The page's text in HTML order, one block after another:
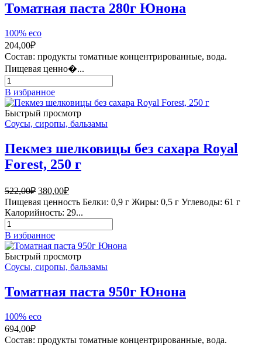
Томатная паста 280г Юнона
100% eco
204,00₽
Состав: продукты томатные концентрированные, вода.
Пищевая ценно�...
Количество
товара
Томатная
паста
280г
Юнона
В избранное
Быстрый просмотр
Соусы, сиропы, бальзамы
Пекмез шелковицы без сахара Royal
Forest, 250 г
522,00₽ Первоначальная
цена
составляла
522,00₽.
380,00₽Текущая
цена:
380,00₽.
Пищевая ценность Белки: 0,9 г Жиры: 0,5 г Углеводы: 61 г
Калорийность: 29...
Количество
товара
Пекмез
шелковицы
без
сахара
Royal
Forest,
г
В избранное
Быстрый просмотр
Соусы, сиропы, бальзамы
Томатная паста 950г Юнона
100% eco
694,00₽
Состав: продукты томатные концентрированные, вода.